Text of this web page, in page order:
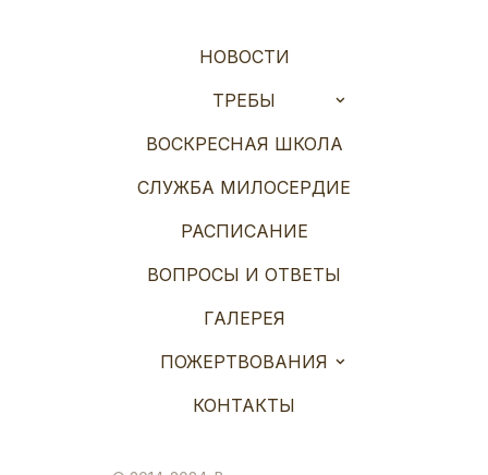
НОВОСТИ
ТРЕБЫ
ВОСКРЕСНАЯ ШКОЛА
СЛУЖБА МИЛОСЕРДИЕ
РАСПИСАНИЕ
ВОПРОСЫ И ОТВЕТЫ
ГАЛЕРЕЯ
ПОЖЕРТВОВАНИЯ
КОНТАКТЫ